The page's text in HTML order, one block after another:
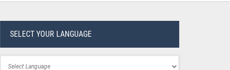
SELECT YOUR LANGUAGE